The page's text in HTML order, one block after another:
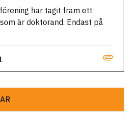
har tagit fram ett
är doktorand. Endast på